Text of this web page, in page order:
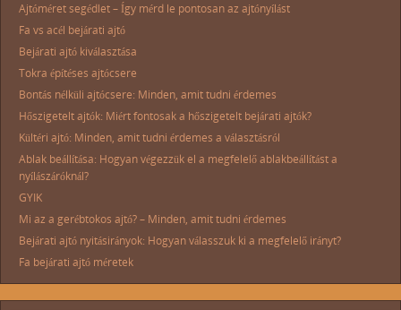
Ajtóméret segédlet – Így mérd le pontosan az ajtónyílást
Fa vs acél bejárati ajtó
Bejárati ajtó kiválasztása
Tokra építéses ajtócsere
Bontás nélküli ajtócsere: Minden, amit tudni érdemes
Hőszigetelt ajtók: Miért fontosak a hőszigetelt bejárati ajtók?
Kültéri ajtó: Minden, amit tudni érdemes a választásról
Ablak beállítása: Hogyan végezzük el a megfelelő ablakbeállítást a
nyílászáróknál?
GYIK
Mi az a gerébtokos ajtó? – Minden, amit tudni érdemes
Bejárati ajtó nyitásirányok: Hogyan válasszuk ki a megfelelő irányt?
Fa bejárati ajtó méretek